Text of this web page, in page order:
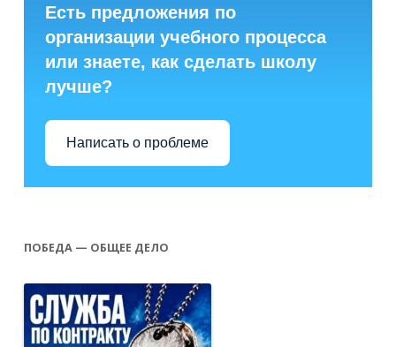
Есть предложения по
организации учебного процесса
или знаете, как сделать школу
лучше?
Написать о проблеме
ПОБЕДА — ОБЩЕЕ ДЕЛО